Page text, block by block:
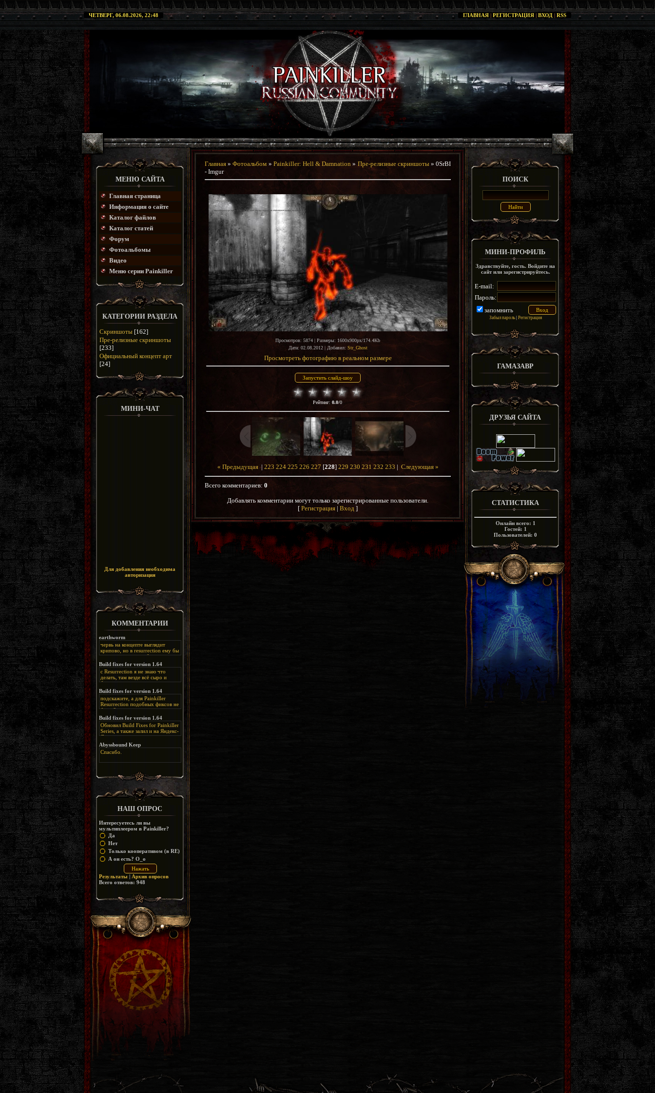
ЧЕТВЕРГ, 06.08.2026, 22:48 ГЛАВНАЯ | РЕГИСТРАЦИЯ | ВХОД | RSS
МЕНЮ САЙТА
Главная страница
Информация о сайте
Каталог файлов
Каталог статей
Форум
Фотоальбомы
Видео
Меню серии Painkiller
КАТЕГОРИИ РАЗДЕЛА
Скриншоты [162]
Пре-релизные скриншоты
[233]
Официальный концепт арт
[24]
МИНИ-ЧАТ
Для добавления необходима
авторизация
КОММЕНТАРИИ
earthworm
червь на концепте выглядит
крипово, но в resurrection ему бы
нашлось место, особенно в
каких-нибудь подземных
катакомбах. жаль, что половину
задумок там вырезали, зато и
рпгшности меньше. build fixes
спасибо что перезалили на
яндекс. а вот в комментах на
сайте у меня пару раз вылезала
левая вставка
https://uzbekmelbet.com/ru/
дико отвлекает от обсуждения
скринов.
Build fixes for version 1.64
с Resurrection я не знаю что
делать, там везде всё сыро и
баговано, от чего и заниматься
этим не хочется, тут либо играть
как есть или искать патчи для
этого дополнения на moddb,
либо же на крайняк играть мод
Resurrection, но настолько что не
особо уже и узнаётся
Build fixes for version 1.64
подскажите, а для Painkiller
Resurrection подобных фиксов не
будет?
Build fixes for version 1.64
Обновил Build Fixes for Painkiller
Series, а также залил и на Яндекс-
Диск
https://disk.yandex.ru/d/_zvZekuO5FTd3Q
Abyssbound Keep
Спасибо.
НАШ ОПРОС
Интересуетесь ли вы
мультиплеером в Painkiller?
Да
Нет
Только кооперативом (в RE)
А он есть? O_o
Результаты | Архив опросов
Всего ответов: 948
Главная »Фотоальбом » Painkiller: Hell & Damnation » Пре-релизные скриншоты» 0SrBI
- Imgur
Просмотров: 5874 | Размеры: 1600x900px/174.4Kb
Дата: 02.08.2012 | Добавил: Str_Ghost
Просмотреть фотографию в реальном размере
Рейтинг: 0.0/0
« Предыдущая| 223 224 225 226 227[228] 229 230 231 232 233 | Следующая »
Всего комментариев: 0
Добавлять комментарии могут только зарегистрированные пользователи.
[ Регистрация | Вход ]
ПОИСК
МИНИ-ПРОФИЛЬ
Здравствуйте, гость. Войдите на
сайт или зарегистрируйтесь.
E-mail:
Пароль:
запомнить
Забыл пароль| Регистрация
ГАМАЗАВР
ДРУЗЬЯ САЙТА
СТАТИСТИКА
Онлайн всего: 1
Гостей: 1
Пользователей: 0